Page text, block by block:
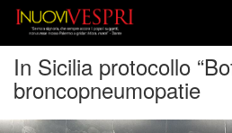
In Sicilia protocollo
broncopneumopatie